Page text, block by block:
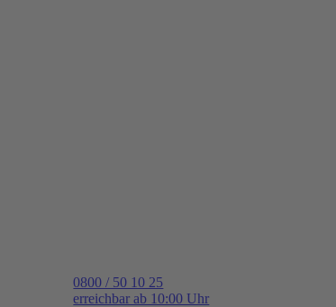
0800 / 50 10 25
erreichbar ab 10:00 Uhr